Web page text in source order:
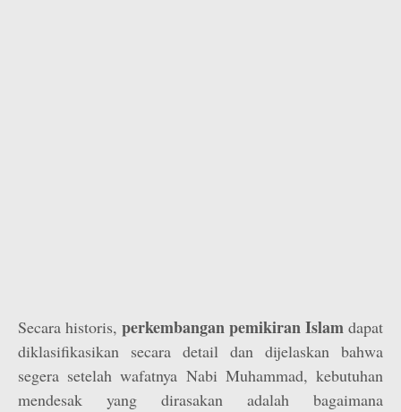
Secara historis, perkembangan pemikiran Islam dapat
diklasifikasikan secara detail dan dijelaskan bahwa
segera setelah wafatnya Nabi Muhammad, kebutuhan
mendesak yang dirasakan adalah bagaimana